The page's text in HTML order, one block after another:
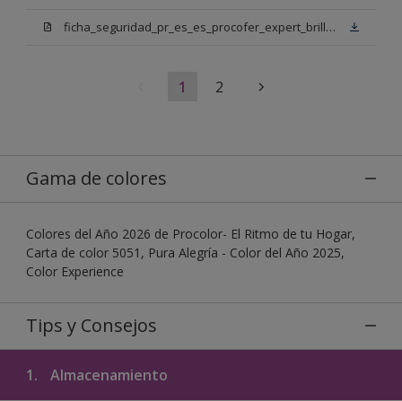
ficha_seguridad_pr_es_es_procofer_expert_brillante_mix_bb.pdf
1 2
Gama de colores
Colores del Año 2026 de Procolor- El Ritmo de tu Hogar,
Carta de color 5051, Pura Alegría - Color del Año 2025,
Color Experience
Tips y Consejos
1. Almacenamiento